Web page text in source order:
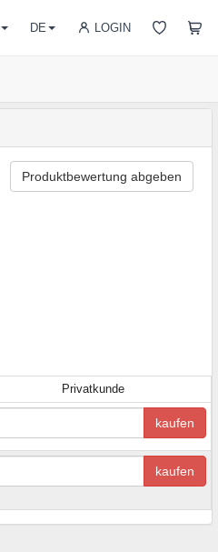
LOGIN
DE
Produktbewertung abgeben
Privatkunde
kaufen
kaufen